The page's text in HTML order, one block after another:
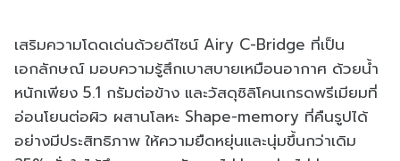
เสริมความโดดเด่นด้วยดีไซน์ Airy C-Bridge ที่เป็น
เอกลักษณ์ มอบความรู้สึกเบาสบายเหมือนอากาศ ด้วยน้ำ
หนักเพียง 5.1 กรัมต่อข้าง และวัสดุซิลิโคนเกรดพรีเมียมที่
อ่อนโยนต่อผิว ผสานโลหะ Shape-memory ที่คืนรูปได้
อย่างมีประสิทธิภาพ ให้ความยืดหยุ่นและนุ่มขึ้นกว่าเดิม